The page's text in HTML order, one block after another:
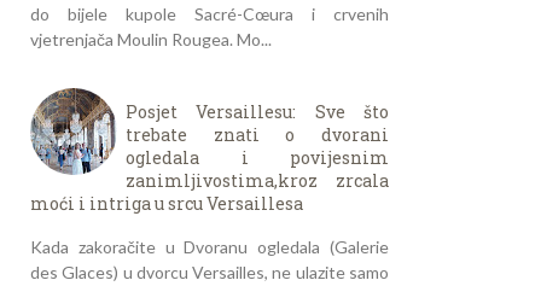
do bijele kupole Sacré-Cœura i crvenih
vjetrenjača Moulin Rougea. Mo...
Posjet Versaillesu: Sve što
trebate znati o dvorani
ogledala i povijesnim
zanimljivostima,kroz zrcala
moći i intriga u srcu Versaillesa
Kada zakoračite u Dvoranu ogledala (Galerie
des Glaces) u dvorcu Versailles, ne ulazite samo